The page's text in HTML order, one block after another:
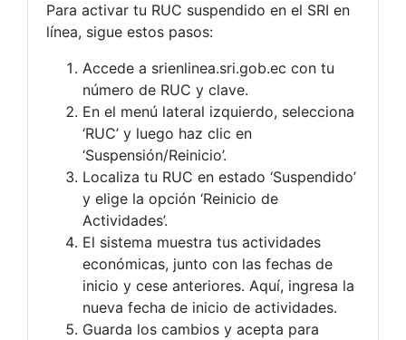
Para activar tu RUC suspendido en el SRI en
línea, sigue estos pasos:
Accede a srienlinea.sri.gob.ec con tu
número de RUC y clave.
En el menú lateral izquierdo, selecciona
‘RUC’ y luego haz clic en
‘Suspensión/Reinicio’.
Localiza tu RUC en estado ‘Suspendido’
y elige la opción ‘Reinicio de
Actividades’.
El sistema muestra tus actividades
económicas, junto con las fechas de
inicio y cese anteriores. Aquí, ingresa la
nueva fecha de inicio de actividades.
Guarda los cambios y acepta para